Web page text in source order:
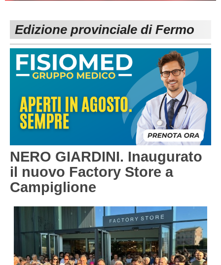
Carica la tua Rosa
1^ CATEGORIA
2^ CATEGORIA
3^ CATEGORIA
Edizione provinciale di Fermo
NERO GIARDINI. Inaugurato
il nuovo Factory Store a
Campiglione